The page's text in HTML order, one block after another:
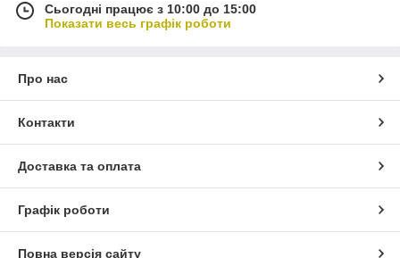
Сьогодні працює з 10:00 до 15:00
Показати весь графік роботи
Про нас
Контакти
Доставка та оплата
Графік роботи
Повна версія сайту